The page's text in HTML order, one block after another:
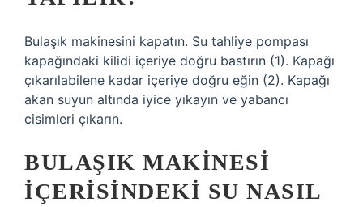
Bulaşık makinesini kapatın. Su tahliye pompası
kapağındaki kilidi içeriye doğru bastırın (1). Kapağı
çıkarılabilene kadar içeriye doğru eğin (2). Kapağı
akan suyun altında iyice yıkayın ve yabancı
cisimleri çıkarın.
BULAŞIK MAKINESI
IÇERISINDEKI SU NASIL